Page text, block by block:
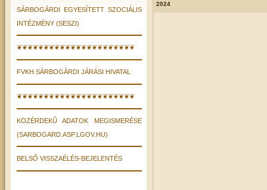
SÁRBOGÁRDI EGYESÍTETT SZOCIÁLIS
INTÉZMÉNY (SESZI)
❦❦❦❦❦❦❦❦❦❦❦❦❦❦❦❦❦❦❦❦❦❦
FVKH SÁRBOGÁRDI JÁRÁSI HIVATAL
❦❦❦❦❦❦❦❦❦❦❦❦❦❦❦❦❦❦❦❦❦❦
KÖZÉRDEKŰ ADATOK MEGISMERÉSE
(SARBOGARD.ASP.LGOV.HU)
BELSŐ VISSZAÉLÉS-BEJELENTÉS
2024